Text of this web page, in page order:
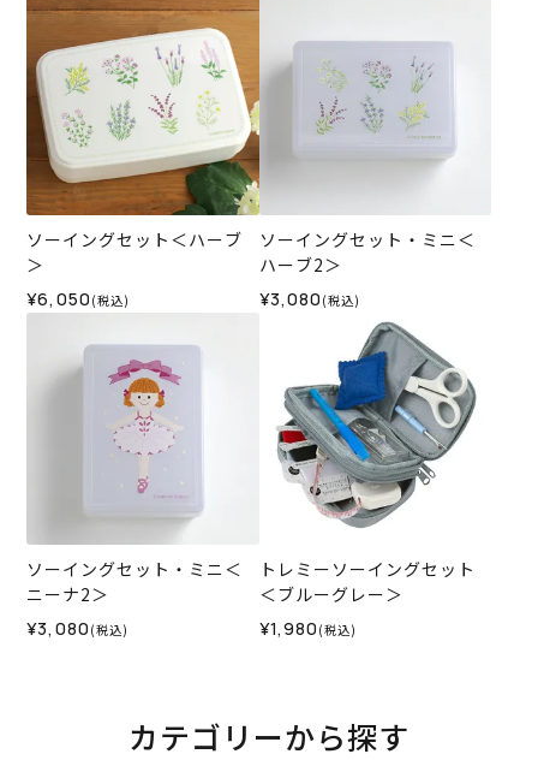
ソーイングセット＜ハーブ
＞
¥6,050 (税込)
ソーイングセット・ミニ＜
ハーブ2＞
¥3,080 (税込)
ソーイングセット・ミニ＜
ニーナ2＞
¥3,080 (税込)
トレミーソーイングセット
＜ブルーグレー＞
¥1,980 (税込)
カテゴリーから探す